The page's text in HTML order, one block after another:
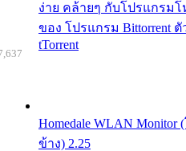
ง่าย คล้ายๆ กับโปรแกรม
ของ โปรแกรม Bittorrent
tTorrent
Homedale WLAN
ข้าง) 2.25